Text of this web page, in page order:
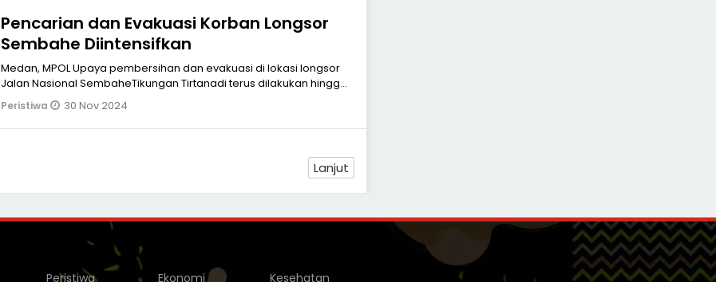
Pencarian dan Evakuasi Korban Longsor
Sembahe Diintensifkan
Medan, MPOL Upaya pembersihan dan evakuasi di lokasi longsor
Jalan Nasional SembaheTikungan Tirtanadi terus dilakukan hingga
saat ini Sabt
Peristiwa 30 Nov 2024
Lanjut
Peristiwa Ekonomi Kesehatan